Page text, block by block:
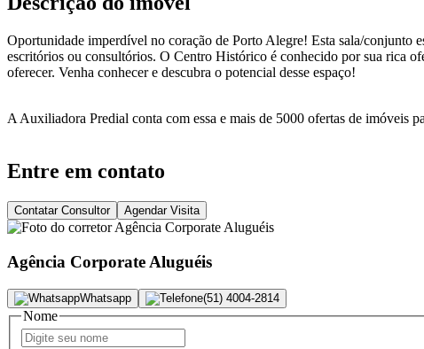
Oportunidade imperdível no coração de Porto Alegre! Esta sala/conjunto
escritórios ou consultórios. O Centro Histórico é conhecido por sua rica
oferecer. Venha conhecer e descubra o potencial desse espaço!
A Auxiliadora Predial conta com essa e mais de 5000 ofertas de imóveis
Entre em contato
Contatar Consultor Agendar Visita
Agência Corporate Aluguéis
Whatsapp (51) 4004-2814
Nome